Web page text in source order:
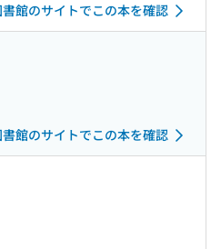
館のサイトでこの本を確認
館のサイトでこの本を確認